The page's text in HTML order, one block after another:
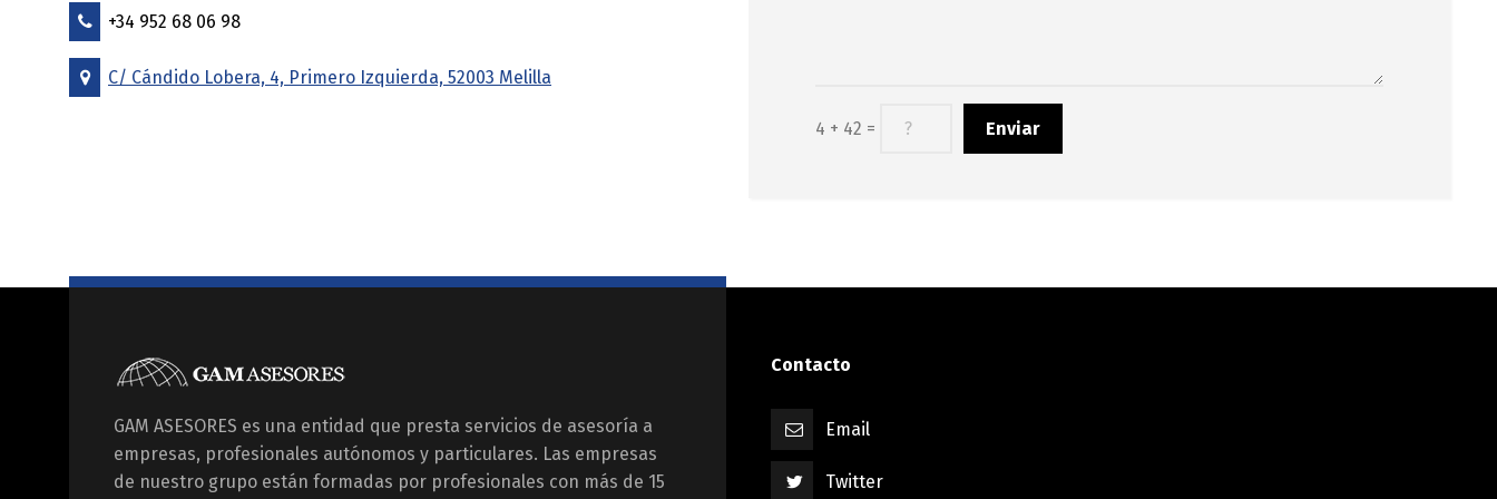
+34 952 68 06 98
C/ Cándido Lobera, 4, Primero Izquierda, 52003 Melilla
4 + 42 =
GAM ASESORES es una entidad que presta servicios de asesoría a
empresas, profesionales autónomos y particulares. Las empresas
de nuestro grupo están formadas por profesionales con más de 15
Contacto
Email
Twitter